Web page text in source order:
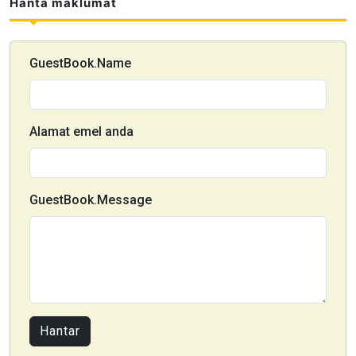
Hanta maklumat
GuestBook.Name
Alamat emel anda
GuestBook.Message
Hantar